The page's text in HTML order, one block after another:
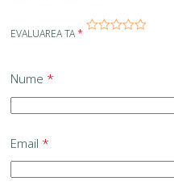
EVALUAREA TA*
Nume *
Email *